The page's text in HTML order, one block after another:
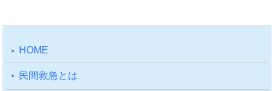
HOME
⺠間救急とは